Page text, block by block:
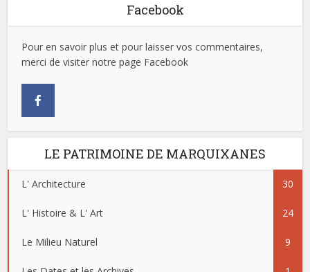
Facebook
Pour en savoir plus et pour laisser vos commentaires,
merci de visiter notre page Facebook
LE PATRIMOINE DE MARQUIXANES
L' Architecture 30
L' Histoire & L' Art 24
Le Milieu Naturel 9